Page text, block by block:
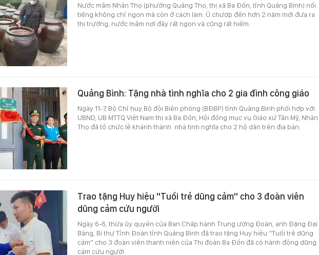
Nước mắm Nhân Thọ (phường Quảng Thọ, thị xã Ba Đồn, tỉnh Quảng Bình) nổi
tiếng không chỉ ngon mà còn ở cách làm. Ủ chượp đến hơn 2 năm mới đưa ra
thị trường, nước mắm nơi đây rất ngon và cũng rất hiếm.
Quảng Bình: Tặng nhà tình nghĩa cho 2 gia đình công giáo
Ngày 11-7, Bộ Chỉ huy Bộ đội Biên phòng (BĐBP) tỉnh Quảng Bình phối hợp với
UBND, UB MTTQ Việt Nam thị xã Ba Đồn, Hội đồng mục vụ Giáo xứ Tân Mỹ, Nhân
Thọ đã tổ chức lễ khánh thành nhà tình nghĩa cho 2 hộ dân trên địa bàn.
Trao tặng Huy hiệu "Tuổi trẻ dũng cảm" cho 3 đoàn viên
dũng cảm cứu người
Ngày 6-6, thừa ủy quyền của Ban Chấp hành Trung ương Đoàn, anh Đặng Đại
Bàng, Bí thư Tỉnh Đoàn tỉnh Quảng Bình đã trao tặng Huy hiệu “Tuổi trẻ dũng
cảm” cho 3 đoàn viên thanh niên của Thị đoàn Ba Đồn đã có hành động dũng
cảm cứu người.